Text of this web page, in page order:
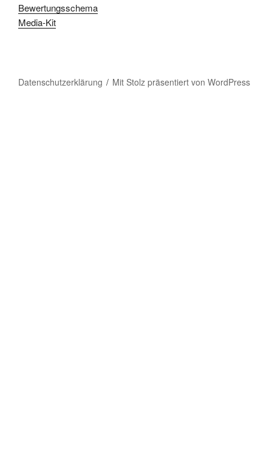
Bewertungsschema
Media-Kit
Datenschutzerklärung Mit Stolz präsentiert von WordPress